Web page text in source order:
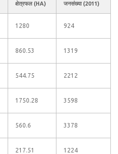
क्षेत्रफल (HA) जनसंख्या (2011)
1280 924
860.53 1319
544.75 2212
1750.28 3598
560.6 3378
217.51 1224